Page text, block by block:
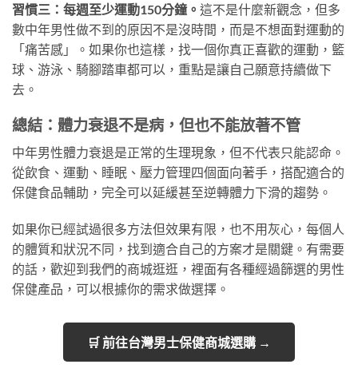
習慣三：每週至少運動150分鐘。 這不是什麼新觀念，但多
數中年男性做不到的原因不是沒時間，而是不想面對運動的
「痛苦感」。如果你也這樣，找一個你真正喜歡的運動，籃
球、游泳、騎腳踏車都可以，重點是讓自己願意持續做下
去。
總結：體力衰退不是病，但也不能放著不管
中年男性體力衰退是正常的生理現象，但不代表只能認命。
從飲食、運動、睡眠、壓力管理四個面向著手，搭配適合的
保健食品輔助，完全可以延緩甚至逆轉體力下滑的趨勢。
如果你已經試過很多方法但效果有限，也不用灰心，每個人
的體質和狀況不同，找到適合自己的方案才是關鍵。有需要
的話，歡迎到我們的商城逛逛，裡面有各種經過篩選的男性
保健產品，可以根據你的需求做選擇。
🛒 前往台灣男士保健商城選購 →